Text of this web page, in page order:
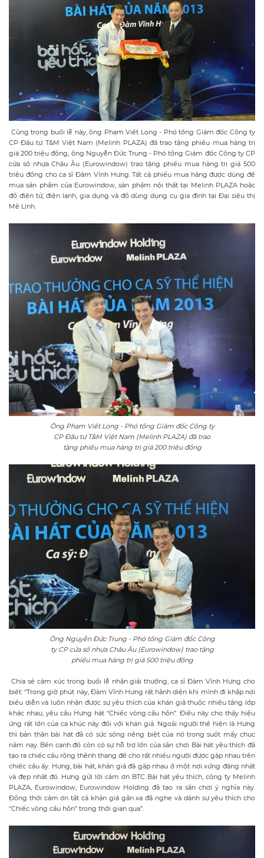
Cũng trong buổi lễ này, ông Phạm Viết Long - Phó tổng Giám đốc Công ty
CP Đầu tư T&M Việt Nam (Melinh PLAZA) đã trao tặng phiếu mua hàng trị
giá 200 triệu đồng, ông Nguyễn Đức Trung - Phó tổng Giám đốc Công ty CP
cửa sổ nhựa Châu Âu (Eurowindow) trao tặng phiếu mua hàng trị giá 500
triệu đồng cho ca sĩ Đàm Vĩnh Hưng. Tất cả phiếu mua hàng được dùng để
mua sản phẩm của Eurowindow, sản phẩm nội thất tại Melinh PLAZA hoặc
đồ điện tử, điện lạnh, gia dụng và đồ dùng dụng cụ gia đình tại Đại siêu thị
Mê Linh.
Ông Phạm Viết Long - Phó tổng Giám đốc Công ty
CP Đầu tư T&M Việt Nam (Melinh PLAZA) đã trao
tặng phiếu mua hàng trị giá 200 triệu đồng
Ông Nguyễn Đức Trung - Phó tổng Giám đốc Công
ty CP cửa sổ nhựa Châu Âu (Eurowindow) trao tặng
phiếu mua hàng trị giá 500 triệu đồng
Chia sẻ cảm xúc trong buổi lễ nhận giải thưởng, ca sĩ Đàm Vĩnh Hưng cho
biết: “Trong giờ phút này, Đàm Vĩnh Hưng rất hãnh diện khi mình đi khắp nơi
biểu diễn và luôn nhận được sự yêu thích của khán giả thuộc nhiều tầng lớp
khác nhau, yêu cầu Hưng hát “Chiếc vòng cầu hôn”. Điều này cho thấy hiệu
ứng rất lớn của ca khúc này đối với khán giả. Ngoài người thể hiện là Hưng
thì bản thân bài hát đã có sức sống riêng biệt của nó trong suốt mấy chục
năm nay. Bên cạnh đó còn có sự hỗ trợ lớn của sân chơi Bài hát yêu thích đã
tạo ra chiếc cầu rộng thênh thang để cho rất nhiều người được gặp nhau trên
chiếc cầu ấy. Hưng, bài hát, khán giả đã gặp nhau ở một nơi xứng đáng nhất
và đẹp nhất đó. Hưng gửi lời cảm ơn BTC Bài hát yêu thích, công ty Melinh
PLAZA, Eurowindow, Eurowindow Holding đã tạo ra sân chơi ý nghĩa này.
Đồng thời cảm ơn tất cả khán giả gần xa đã nghe và dành sự yêu thích cho
“Chiếc vòng cầu hôn” trong thời gian qua”.